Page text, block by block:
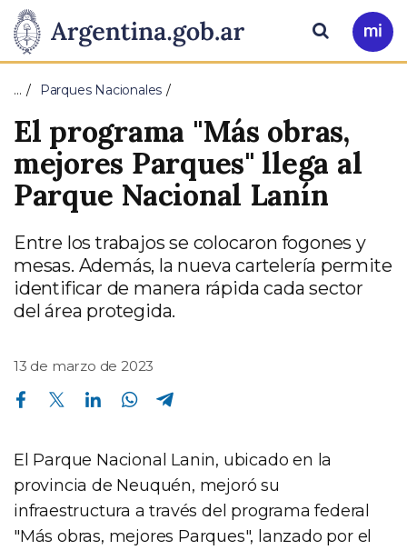
Presidencia
de
la
Nación
Pasar al contenido principal
Ir
a
Buscar
… Parques Nacionales
El programa "Más obras,
mejores Parques" llega al
Parque Nacional Lanín
Entre los trabajos se colocaron fogones y
mesas. Además, la nueva cartelería permite
identificar de manera rápida cada sector
del área protegida.
13 de marzo de 2023
Compartir en Facebook Compartir en Twitter Compartir en Linkedin Compartir en Whatsapp
El Parque Nacional Lanin, ubicado en la
provincia de Neuquén, mejoró su
infraestructura a través del programa federal
"Más obras, mejores Parques", lanzado por el